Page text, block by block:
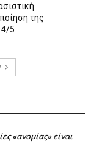
της
5
«ανομίας» είναι